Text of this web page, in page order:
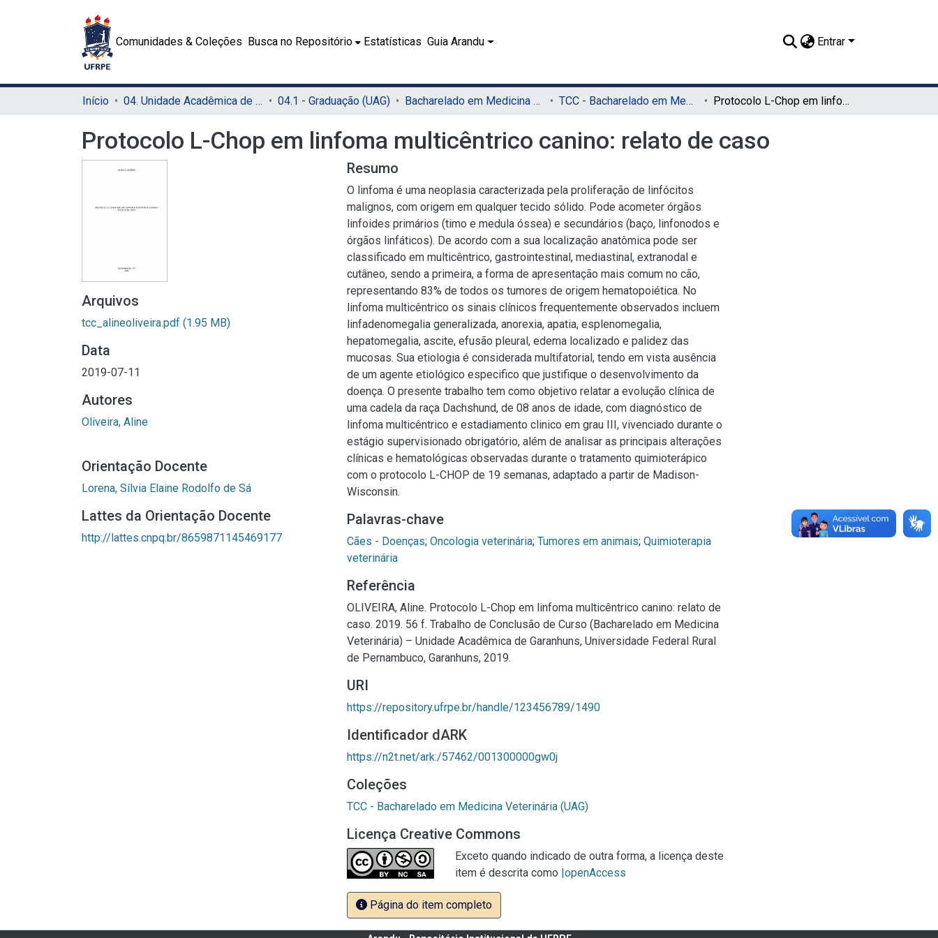
Comunidades & Coleções Busca no Repositório Estatísticas Guia Arandu Entrar
Início 04. Unidade Acadêmica de Garanhuns (UAG) 04.1 - Graduação (UAG) Bacharelado em Medicina Veterinária (UAG) TCC - Bacharelado em Medicina Veterinária (UAG) Protocolo L-Chop em linfoma multicêntrico canino: relato de caso
Protocolo L-Chop em linfoma multicêntrico canino: relato de caso
Arquivos
tcc_alineoliveira.pdf (1.95 MB)
Data
2019-07-11
Autores
Oliveira, Aline
Orientação Docente
Lorena, Sílvia Elaine Rodolfo de Sá
Lattes da Orientação Docente
http://lattes.cnpq.br/8659871145469177
Resumo
O linfoma é uma neoplasia caracterizada pela proliferação de linfócitos
malignos, com origem em qualquer tecido sólido. Pode acometer órgãos
linfoides primários (timo e medula óssea) e secundários (baço, linfonodos e
órgãos linfáticos). De acordo com a sua localização anatômica pode ser
classificado em multicêntrico, gastrointestinal, mediastinal, extranodal e
cutâneo, sendo a primeira, a forma de apresentação mais comum no cão,
representando 83% de todos os tumores de origem hematopoiética. No
linfoma multicêntrico os sinais clínicos frequentemente observados incluem
linfadenomegalia generalizada, anorexia, apatia, esplenomegalia,
hepatomegalia, ascite, efusão pleural, edema localizado e palidez das
mucosas. Sua etiologia é considerada multifatorial, tendo em vista ausência
de um agente etiológico especifico que justifique o desenvolvimento da
doença. O presente trabalho tem como objetivo relatar a evolução clínica de
uma cadela da raça Dachshund, de 08 anos de idade, com diagnóstico de
linfoma multicêntrico e estadiamento clinico em grau III, vivenciado durante o
estágio supervisionado obrigatório, além de analisar as principais alterações
clínicas e hematológicas observadas durante o tratamento quimioterápico
com o protocolo L-CHOP de 19 semanas, adaptado a partir de Madison-
Wisconsin.
Palavras-chave
Cães - Doenças; Oncologia veterinária; Tumores em animais; Quimioterapia
veterinária
Referência
OLIVEIRA, Aline. Protocolo L-Chop em linfoma multicêntrico canino: relato de
caso. 2019. 56 f. Trabalho de Conclusão de Curso (Bacharelado em Medicina
Veterinária) – Unidade Acadêmica de Garanhuns, Universidade Federal Rural
de Pernambuco, Garanhuns, 2019.
URI
https://repository.ufrpe.br/handle/123456789/1490
Identificador dARK
https://n2t.net/ark:/57462/001300000gw0j
Coleções
TCC - Bacharelado em Medicina Veterinária (UAG)
Licença Creative Commons
Exceto quando indicado de outra forma, a licença deste
item é descrita como |openAccess
Página do item completo